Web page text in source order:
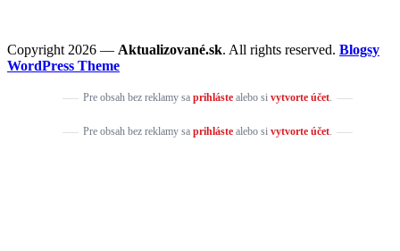
Copyright 2026 — Aktualizované.sk. All rights reserved. Blogsy
WordPress Theme
Pre obsah bez reklamy sa prihlástealebo si vytvorte účet.